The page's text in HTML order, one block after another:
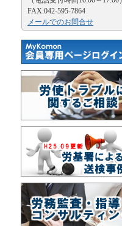
FAX:042-595-7864
メールでのお問合せ